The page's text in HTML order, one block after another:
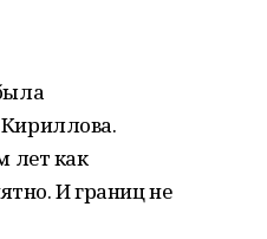
лет как
И границ не